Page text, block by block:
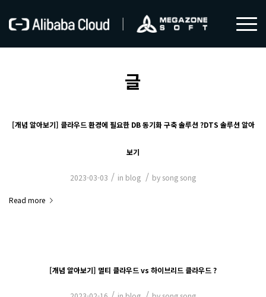
글
[개념 알아보기] 클라우드 환경에 필요한 DB 동기화 구축 솔루션 ?DTS 솔루션 알아
보기
2023-03-03 / in blog / by song song
Read more
[개념 알아보기] 멀티 클라우드 vs 하이브리드 클라우드 ?